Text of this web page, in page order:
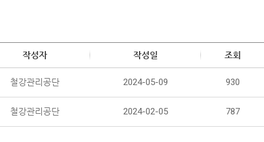
작성자 작성일 조회
철강관리공단 2024-05-09 930
철강관리공단 2024-02-05 787